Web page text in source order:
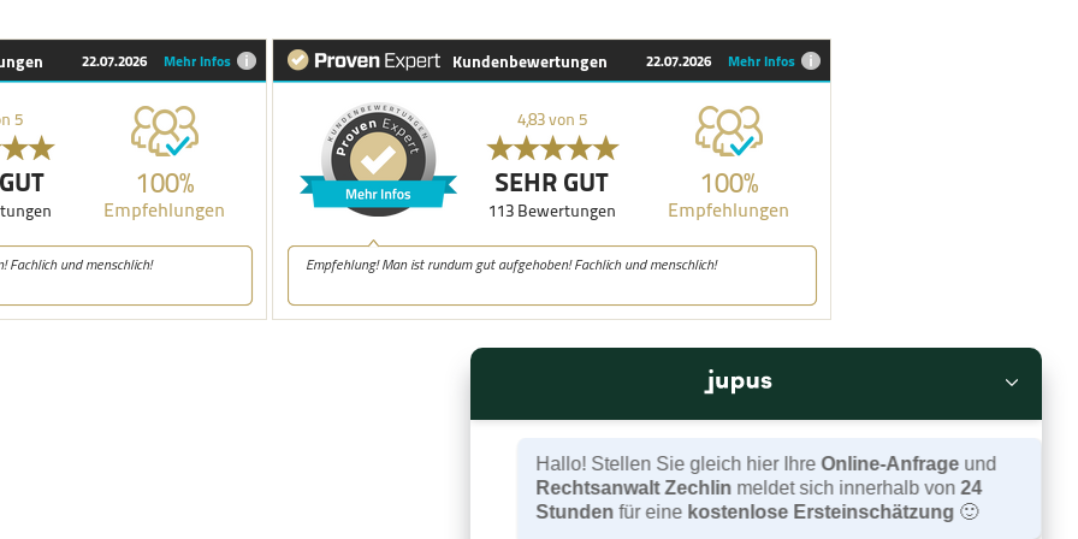
Hallo! Stellen Sie gleich hier IhreOnline-Anfrageund
Rechtsanwalt Zechlin meldet sich innerhalb von24
Stundenfür einekostenlose Ersteinschätzung🙂